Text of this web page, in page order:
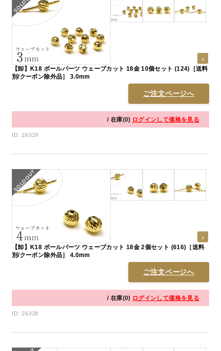
【卸】K18 ボールパーツ ウェーブカット 18金 10個セット (124)［送料
別/クーポン除外品］ 3.0mm
ご注文ページへ
/ 在庫(0) ログインして価格を見る
ID: 26329
【卸】K18 ボールパーツ ウェーブカット 18金 2個セット (616)［送料
別/クーポン除外品］ 4.0mm
ご注文ページへ
/ 在庫(0) ログインして価格を見る
ID: 26328